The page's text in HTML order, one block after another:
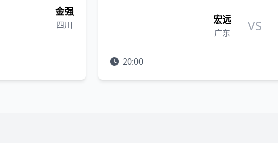
金强
四川
宏远
广东 VS
20:00